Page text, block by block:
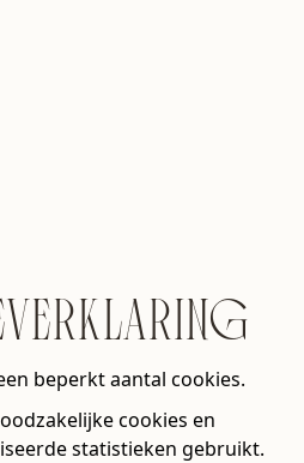
beperkt aantal cookies.
cookies en
statistieken gebruikt.